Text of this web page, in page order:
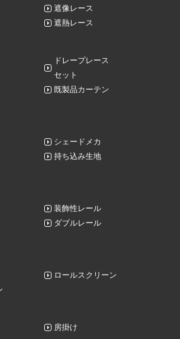
遮像レース
遮熱レース
ドレープレース
セット
既製品カーテン
シェードメカ
持ち込み生地
装飾性レール
ダブルレール
ロールスクリーン
房掛け